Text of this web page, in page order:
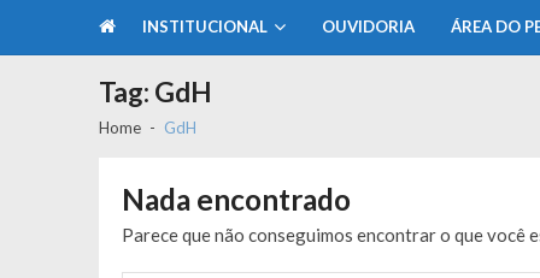
INSTITUCIONAL OUVIDORIA ÁREA DO
Tag: GdH
Home GdH
Nada encontrado
Parece que não conseguimos encontrar o que você